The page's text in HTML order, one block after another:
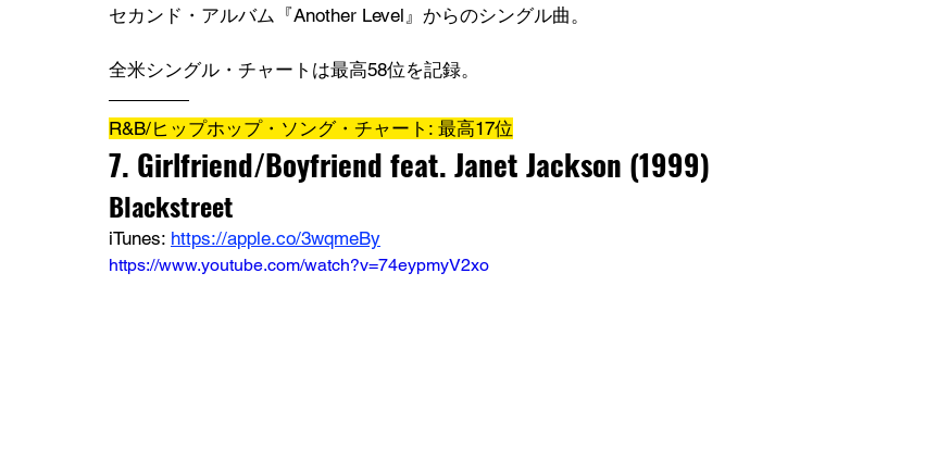
セカンド・アルバム『Another Level』からのシングル曲。
全米シングル・チャートは最高58位を記録。
R&B/ヒップホップ・ソング・チャート: 最高17位
7. Girlfriend/Boyfriend feat. Janet Jackson (1999)
Blackstreet
iTunes: https://apple.co/3wqmeBy
https://www.youtube.com/watch?v=74eypmyV2xo